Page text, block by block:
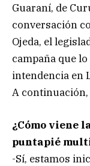
Guaraní, de
conversación
Ojeda, el
campaña que
intendencia en
A
¿Cómo viene
puntapié
-Sí, estamos